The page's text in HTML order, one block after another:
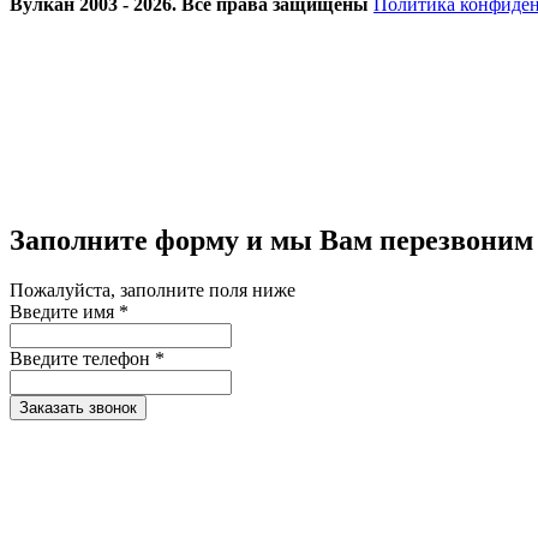
Заполните форму и мы Вам перезвоним
Пожалуйста, заполните поля ниже
Введите имя *
Введите телефон *